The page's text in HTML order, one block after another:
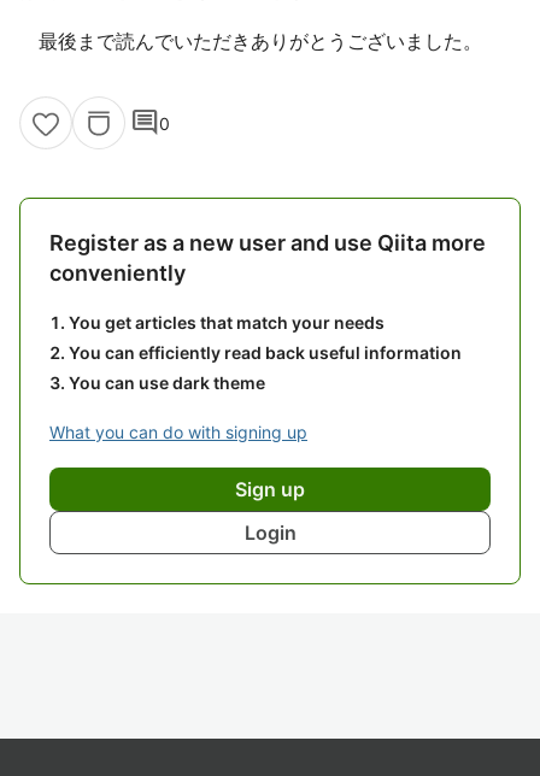
最後まで読んでいただきありがとうございました。
comment0
Register as a new user and use Qiita more
conveniently
You get articles that match your needs
You can efficiently read back useful information
You can use dark theme
What you can do with signing up
Sign up
Login